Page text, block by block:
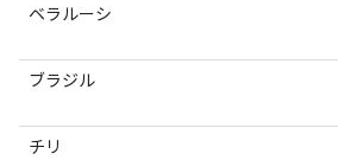
ベラルーシ
ブラジル
チリ